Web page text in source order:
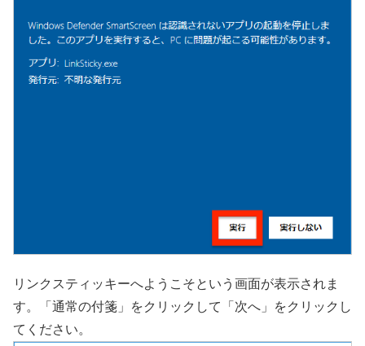
リンクスティッキーへようこそという画面が表示されま
す。「通常の付箋」をクリックして「次へ」をクリックし
てください。